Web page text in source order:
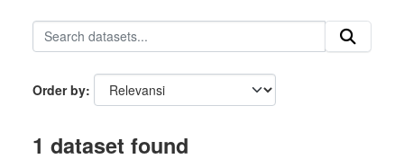
Order by
1 dataset found